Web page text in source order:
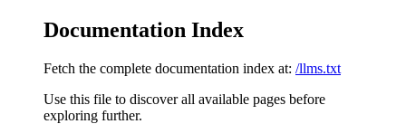
Documentation Index
Fetch the complete documentation index at: /llms.txt
Use this file to discover all available pages before
exploring further.